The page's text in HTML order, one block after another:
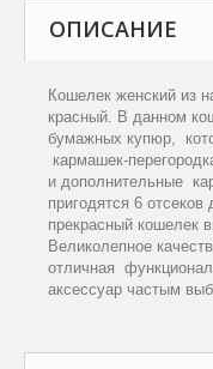
ОПИСАНИЕ
Кошелек женский из
красный. В данном
бумажных купюр,
кармашек-
и дополнительные
пригодятся 6 отсеков
прекрасный кошелек
Великолепное
отличная
аксессуар частым